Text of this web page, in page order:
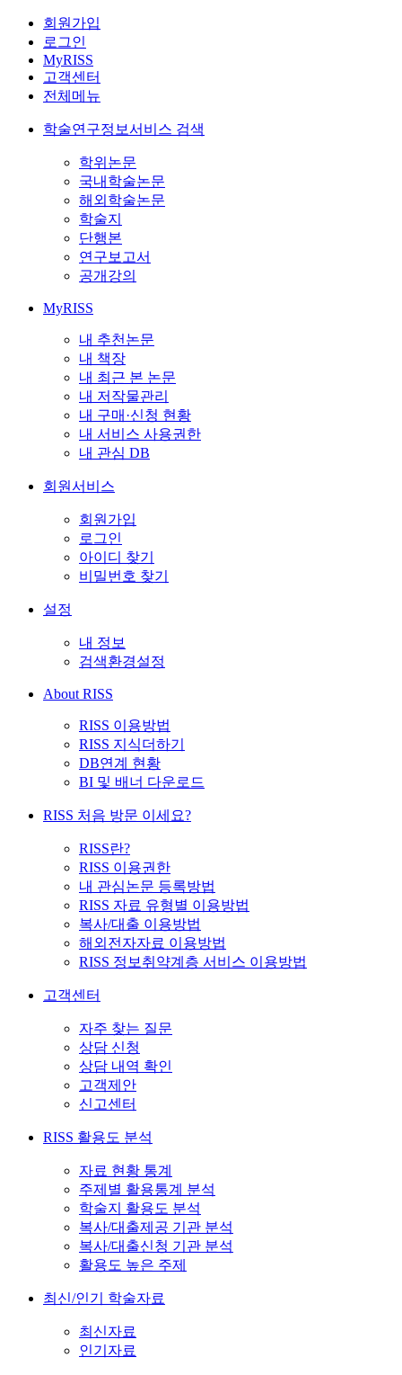
회원가입
로그인
MyRISS
고객센터
전체메뉴
학술연구정보서비스 검색
학위논문
국내학술논문
해외학술논문
학술지
단행본
연구보고서
공개강의
MyRISS
내 추천논문
내 책장
내 최근 본 논문
내 저작물관리
내 구매·신청 현황
내 서비스 사용권한
내 관심 DB
회원서비스
회원가입
로그인
아이디 찾기
비밀번호 찾기
설정
내 정보
검색환경설정
About RISS
RISS 이용방법
RISS 지식더하기
DB연계 현황
BI 및 배너 다운로드
RISS 처음 방문 이세요?
RISS란?
RISS 이용권한
내 관심논문 등록방법
RISS 자료 유형별 이용방법
복사/대출 이용방법
해외전자자료 이용방법
RISS 정보취약계층 서비스 이용방법
고객센터
자주 찾는 질문
상담 신청
상담 내역 확인
고객제안
신고센터
RISS 활용도 분석
자료 현황 통계
주제별 활용통계 분석
학술지 활용도 분석
복사/대출제공 기관 분석
복사/대출신청 기관 분석
활용도 높은 주제
최신/인기 학술자료
최신자료
인기자료